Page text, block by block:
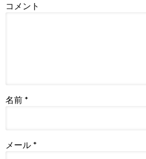
コメント
名前 *
メール *